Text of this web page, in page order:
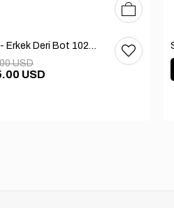
Sail Lakers - Erkek Deri Bot 102-1599-1458
USD
USD
40 41